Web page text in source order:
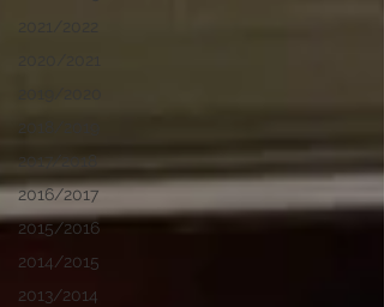
2017/2018
2016/2017
2015/2016
2014/2015
2013/2014